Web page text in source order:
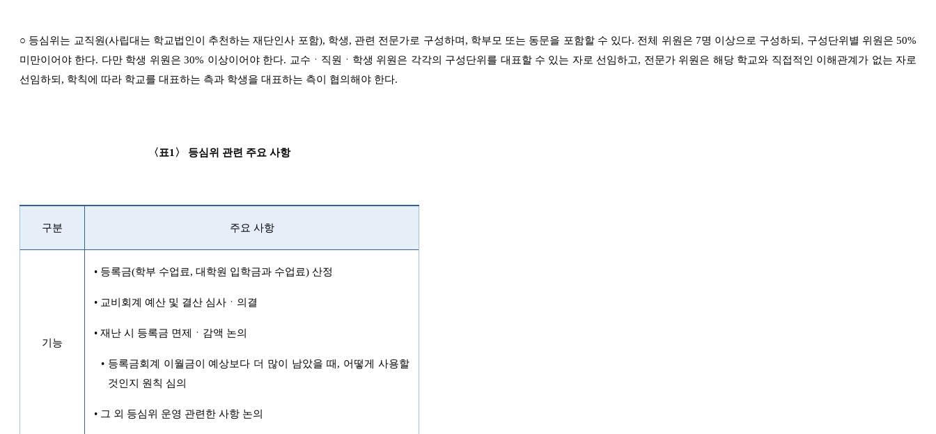
○ 등심위는 교직원(사립대는 학교법인이 추천하는 재단인사 포함), 학생, 관련 전문가로 구성하며 , 학부모 또는 동문을 포함할 수 있다. 전체 위원은 7명 이상으로 구성하되 , 구성단위별 위원은50%
미만이어야 한다. 다만 학생 위원은30% 이상이어야 한다. 교수ㆍ직원ㆍ학생 위원은 각각의 구성단위를 대표할 수 있는 자로 선임하고, 전문가 위원은 해당 학교와 직접적인 이해관계가 없는 자로
선임하되 , 학칙에 따라 학교를 대표하는 측과 학생을 대표하는 측이 협의해야 한다.
〈표1〉 등심위 관련 주요 사항
구분 주요 사항
기능
• 등록금(학부 수업료,대학원 입학금과 수업료)산정
• 교비회계 예산 및 결산 심사ㆍ의결
•재난 시 등록금 면제ㆍ감액 논의
• 등록금회계 이월금이 예상보다 더 많이 남았을 때 , 어떻게 사용할
것인지 원칙 심의
• 그 외 등심위 운영 관련한 사항 논의